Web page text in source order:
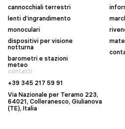
cannocchiali terrestri
lenti d’ingrandimento
monoculari
dispositivi per visione
notturna
barometri e stazioni
meteo
contatti
+39 345 217 59 91
Via Nazionale per Teramo 223,
64021, Colleranesco, Giulianova
(TE), Italia